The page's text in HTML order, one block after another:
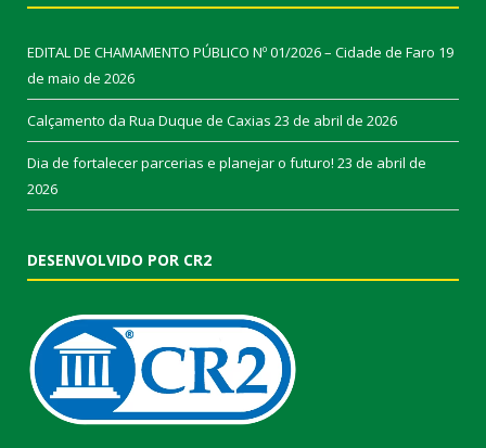
EDITAL DE CHAMAMENTO PÚBLICO Nº 01/2026 – Cidade de Faro 19
de maio de 2026
Calçamento da Rua Duque de Caxias 23 de abril de 2026
Dia de fortalecer parcerias e planejar o futuro! 23 de abril de
2026
DESENVOLVIDO POR CR2